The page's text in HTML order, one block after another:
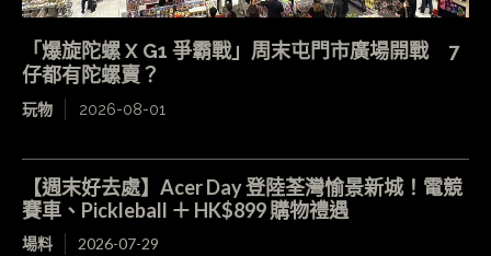
「爆旋陀螺 X G1 爭霸戰」周末屯門市廣場開戰 7
仔都有陀螺賣？
玩物 2026-08-01
【週末好去處】Acer Day 登陸荃灣愉景新城！電競
賽車、Pickleball ＋ HK$899 購物禮遇
場料 2026-07-29